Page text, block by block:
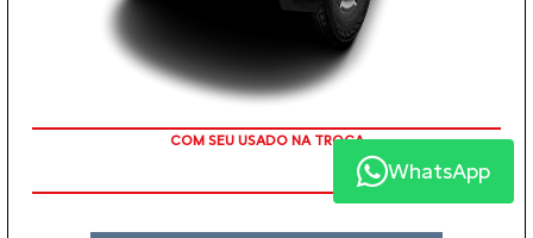
COM SEU USADO NA TROCA
WhatsApp